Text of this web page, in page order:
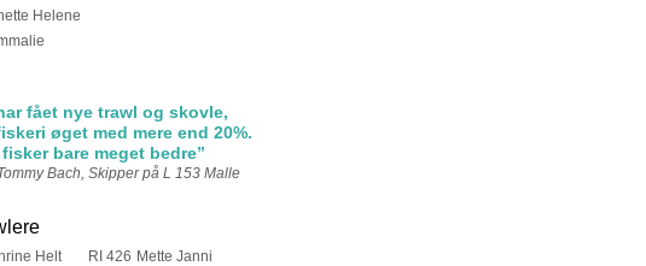
Helene
fået nye trawl og skovle,
øget med mere end 20%.
fisker bare meget bedre”
Skipper på L 153 Malle
Helt RI 426 Mette Janni